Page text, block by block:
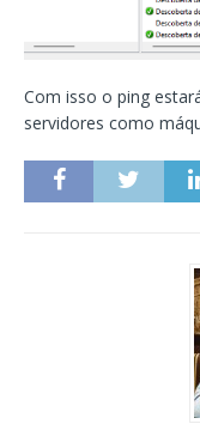
Com isso o ping
servidores como